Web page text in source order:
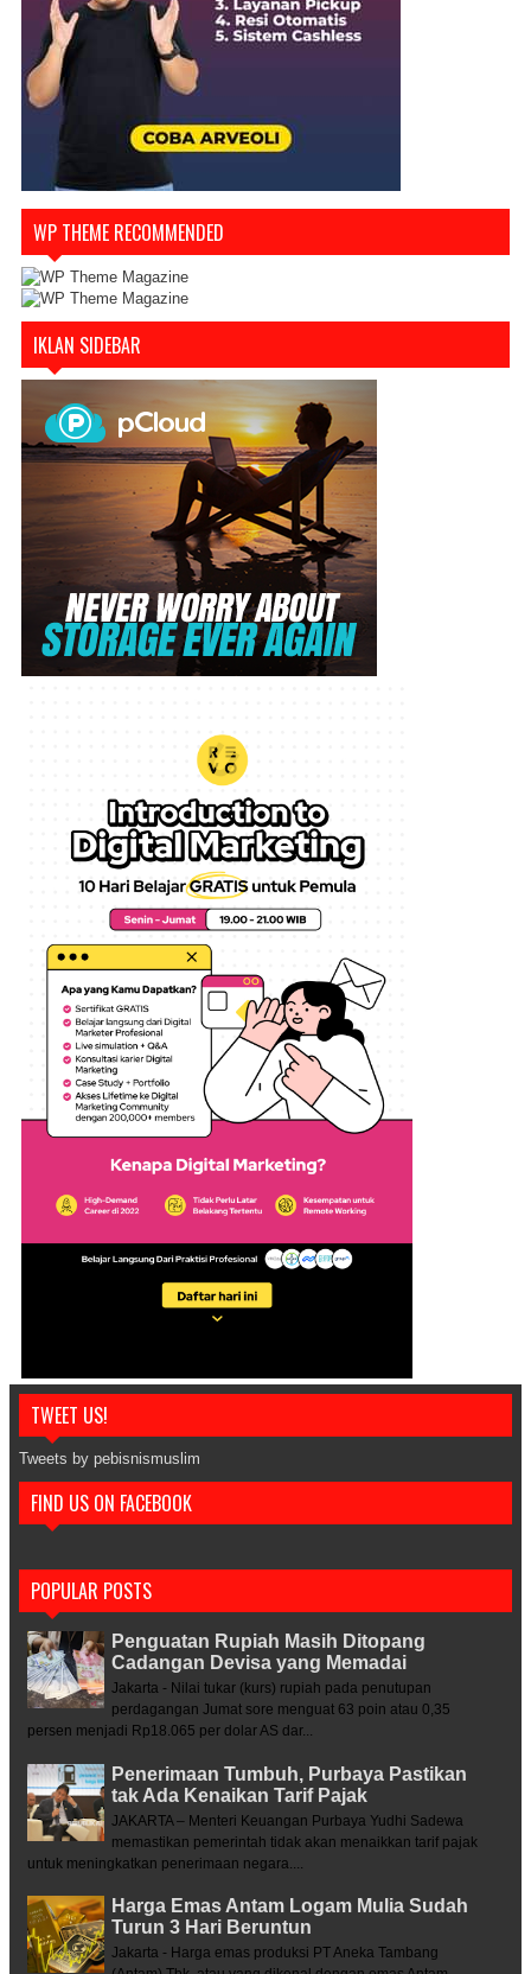
WP THEME RECOMMENDED
IKLAN SIDEBAR
TWEET US!
Tweets by pebisnismuslim
FIND US ON FACEBOOK
POPULAR POSTS
Penguatan Rupiah Masih Ditopang
Cadangan Devisa yang Memadai
Jakarta - Nilai tukar (kurs) rupiah pada penutupan
perdagangan Jumat sore menguat 63 poin atau 0,35
persen menjadi Rp18.065 per dolar AS dar...
Penerimaan Tumbuh, Purbaya Pastikan
tak Ada Kenaikan Tarif Pajak
JAKARTA – Menteri Keuangan Purbaya Yudhi Sadewa
memastikan pemerintah tidak akan menaikkan tarif pajak
untuk meningkatkan penerimaan negara....
Harga Emas Antam Logam Mulia Sudah
Turun 3 Hari Beruntun
Jakarta - Harga emas produksi PT Aneka Tambang